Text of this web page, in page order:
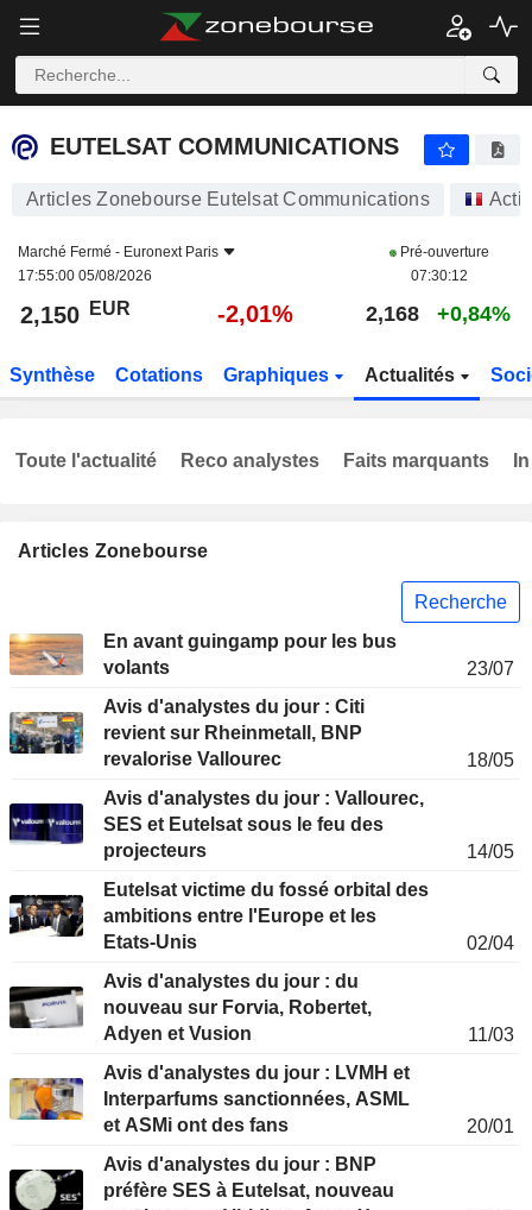
EUTELSAT COMMUNICATIONS
EUTELSAT COMMUNICATIONS
Articles Zonebourse Eutelsat Communications
Marché Fermé - Euronext Paris
17:55:00 05/08/2026
Pré-ouverture
07:30:12
2,150 EUR -2,01% 2,168 +0,84%
Synthèse Cotations Graphiques Actualités
Articles Zonebourse
Recherche
En avant guingamp pour les bus
volants
23/07
Avis d'analystes du jour : Citi
revient sur Rheinmetall, BNP
revalorise Vallourec
18/05
Avis d'analystes du jour : Vallourec,
SES et Eutelsat sous le feu des
projecteurs
14/05
Eutelsat victime du fossé orbital des
ambitions entre l'Europe et les
Etats-Unis
02/04
Avis d'analystes du jour : du
nouveau sur Forvia, Robertet,
Adyen et Vusion
11/03
Avis d'analystes du jour : LVMH et
Interparfums sanctionnées, ASML
et ASMi ont des fans
20/01
Avis d'analystes du jour : BNP
préfère SES à Eutelsat, nouveau
Toute l'actualité Reco analystes Faits marquants